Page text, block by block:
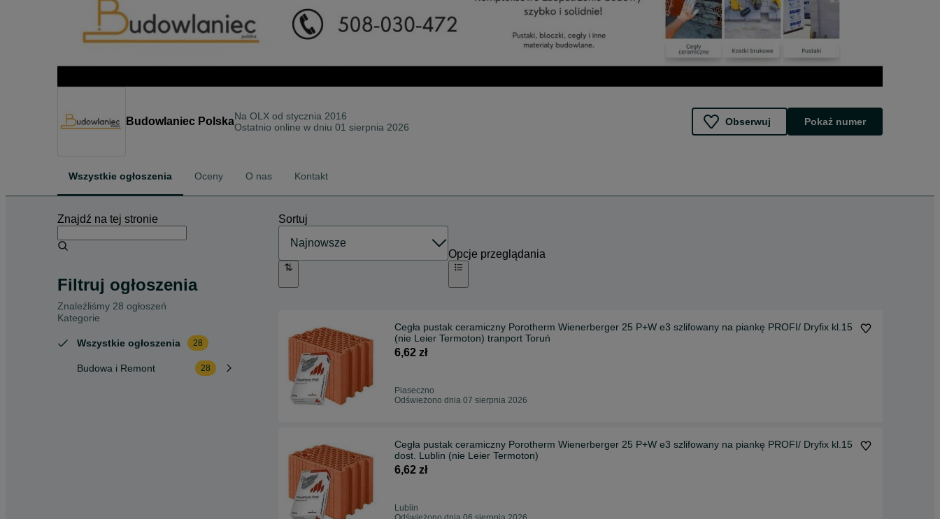
Budowlaniec PolskaNa OLX od stycznia 2016
Ostatnio online w dniu 01 sierpnia 2026
Obserwuj Pokaż numer
Wszystkie ogłoszenia Oceny O nas Kontakt
Znajdź na tej stronie
Filtruj ogłoszenia
Znaleźliśmy 28 ogłoszeń
Kategorie
Wszystkie ogłoszenia 28
Budowa i Remont 28
Sortuj
Opcje przeglądania
Cegła pustak ceramiczny Porotherm Wienerberger 25 P+W e3 szlifowany na piankę PROFI/ Dryfix kl.15
(nie Leier Termoton) tranport Toruń
6,62 zł
Piaseczno
Odświeżono dnia 07 sierpnia 2026
Cegła pustak ceramiczny Porotherm Wienerberger 25 P+W e3 szlifowany na piankę PROFI/ Dryfix kl.15
dost. Lublin (nie Leier Termoton)
6,62 zł
Lublin